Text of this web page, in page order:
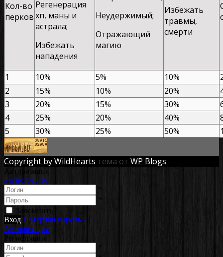
Кол-во
перков
Регенерация
хп, маны и
астрала;
Избежать
нападения
Неудержимый;
Отражающий
магию
Избежать
травмы,
смерти
1 10% 5% 10%
2
15% 10% 20%
3
20% 15% 30%
4
25% 20% 40%
5
30% 25% 50%
Copyright by WildHearts тема от WP Blogs
Авторизация
Регистрация
*
*
Запомнить
Вход Потеряли пароль ?
Авторизация
Регистрация